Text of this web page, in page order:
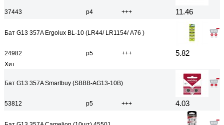
37443 р4 +++ 11.46
Бат G13 357A Ergolux BL-10 (LR44/ LR1154/ А76 )
24982 р5 +++ 5.82
Хит
Бат G13 357A Smartbuy (SBBB-AG13-10B)
53812 р5 +++ 4.03